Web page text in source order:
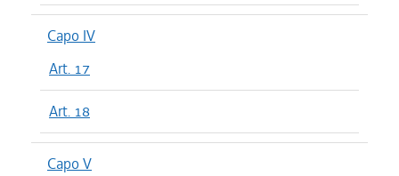
Capo IV
Art. 17
Art. 18
Capo V